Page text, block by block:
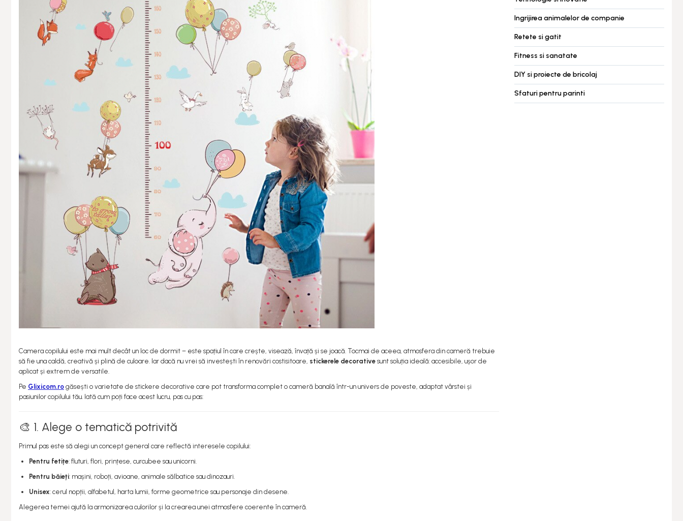
Accesorii si Protectii Mobilier
Accesorii TV
Intretinere Textile si Covoare
Markere Multisuprafete
Adezivi & Benzi Adezive
Climatizare & Iluminare
Lampi Solare
Lampi de Veghe
Umidificatoare & Aromaterapie
Lampi si Becuri cu LED
Perii, trimmere si clesti
Castroane si Adapatori
Laptop, Tablete & Telefoane
Stickere si Accesorii Decorative
Oglinzi Acrilice Decorative
Stickere Decorative
Folii Protectie Multisuprafete
Accesorii Decoratiuni Interioare
PC, Periferice & Software
Mousepad-uri
Folii Protectie Tastatura
Gadget-uri
Jucarii Copii & Bebe
Sport & Articole Outdoor
Fitness & Body Building
Ingrijire si Protectie Personala
Camera copilului este mai mult decât un loc de dormit – este spațiul în care crește, visează, învață și se joacă. Tocmai de aceea, atmosfera din cameră trebuie
să fie una caldă, creativă și plină de culoare. Iar dacă nu vrei să investești în renovări costisitoare, stickerele decorative sunt soluția ideală: accesibile, ușor de
aplicat și extrem de versatile.
Pe Glixicom.ro găsești o varietate de stickere decorative care pot transforma complet o cameră banală într-un univers de poveste, adaptat vârstei și
pasiunilor copilului tău. Iată cum poți face acest lucru, pas cu pas:
🎨 1. Alege o tematică potrivită
Primul pas este să alegi un concept general care reflectă interesele copilului:
Pentru fetițe: fluturi, flori, prințese, curcubee sau unicorni.
Pentru băieți: mașini, roboți, avioane, animale sălbatice sau dinozauri.
Unisex: cerul nopții, alfabetul, harta lumii, forme geometrice sau personaje din desene.
Alegerea temei ajută la armonizarea culorilor și la crearea unei atmosfere coerente în cameră.
Ingrijirea animalelor de companie
Retete si gatit
Fitness si sanatate
DIY si proiecte de bricolaj
Sfaturi pentru parinti